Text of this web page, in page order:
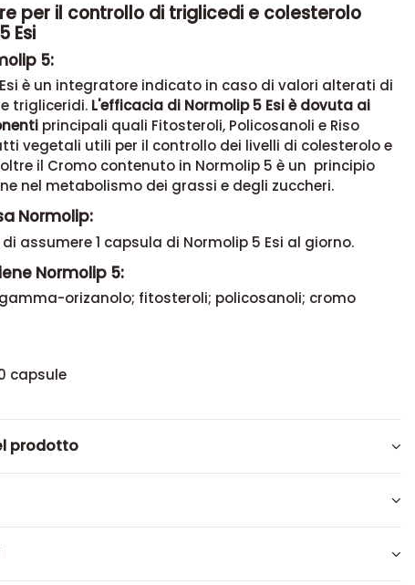
per il controllo di triglicedi e colesterolo
Esi
5:
è un integratore indicato in caso di valori alterati di
trigliceridi. L'efficacia di Normolip 5 Esi è dovuta ai
principali quali Fitosteroli, Policosanoli e Riso
vegetali utili per il controllo dei livelli di colesterolo e
il Cromo contenuto in Normolip 5 è un principio
nel metabolismo dei grassi e degli zuccheri.
Normolip:
assumere 1 capsula di Normolip 5 Esi al giorno.
Normolip 5:
gamma-orizanolo; fitosteroli; policosanoli; cromo
capsule
prodotto